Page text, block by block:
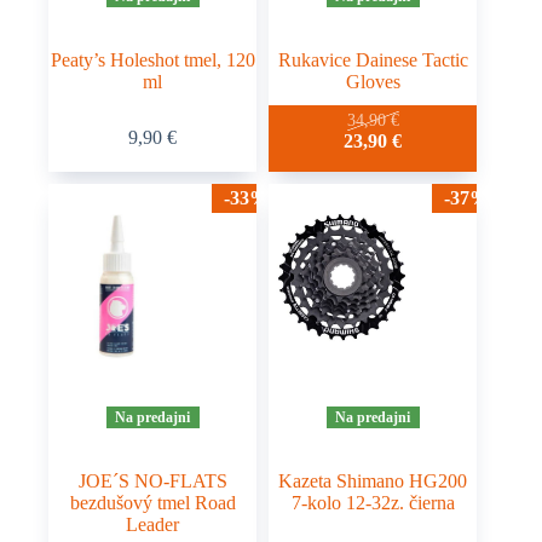
Peaty’s Holeshot tmel, 120
ml
9,90€
Rukavice Dainese Tactic
Gloves
34,90€
Pôvodná
bola:
23,90€Aktuálna
je:
23,90 €.
viacero
variantov.
Možnosti
môžete
vybrať
-33%
Na predajni
JOE´S NO-FLATS
bezdušový tmel Road
Leader
-37%
Na predajni
Kazeta Shimano HG200
7-kolo 12-32z. čierna